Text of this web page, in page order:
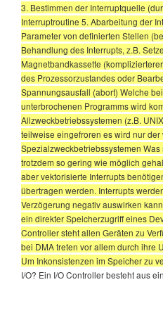
3. Bestimmen der Interruptquelle
Interruptroutine 5. Abarbeitung der
Parameter von definierten Stellen
Behandlung des Interrupts, z.B.
Magnetbandkassette
des Prozessorzustandes oder
Spannungsausfall (abort) Welche
unterbrochenen Programms wird
Allzweckbetriebssystemen (z.B.
teilweise eingefroren es wird nur
Spezialzweckbetriebssystemen
trotzdem so gering wie möglich
aber vektorisierte Interrupts
übertragen werden. Interrupts
Verzögerung negativ auswirken
ein direkter Speicherzugriff eines
Controller steht allen Geräten zu
bei DMA treten vor allem durch ihre
Um Inkonsistenzen im Speicher zu
I/O? Ein I/O Controller besteht aus